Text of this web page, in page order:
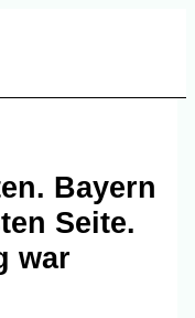
Bayern
Seite.
war